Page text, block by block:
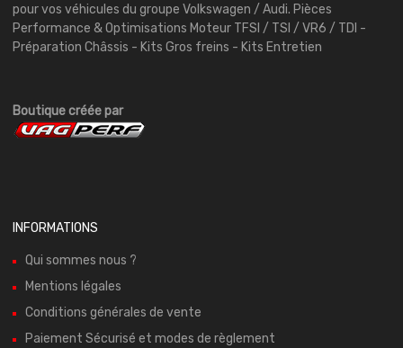
pour vos véhicules du groupe Volkswagen / Audi. Pièces
Performance & Optimisations Moteur TFSI / TSI / VR6 / TDI -
Préparation Châssis - Kits Gros freins - Kits Entretien
Boutique créée par
INFORMATIONS
Qui sommes nous ?
Mentions légales
Conditions générales de vente
Paiement Sécurisé et modes de règlement